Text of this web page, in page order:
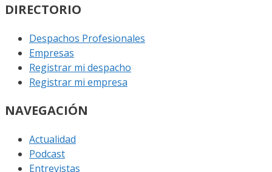
DIRECTORIO
Despachos Profesionales
Empresas
Registrar mi despacho
Registrar mi empresa
NAVEGACIÓN
Actualidad
Podcast
Entrevistas